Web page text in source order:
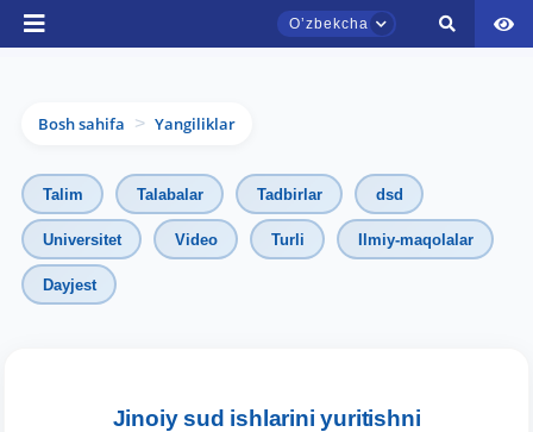
Oʼzbekcha
Bosh sahifa > Yangiliklar
Talim Talabalar Tadbirlar dsd
Universitet Video Turli Ilmiy-maqolalar
Dayjest
Jinoiy sud ishlarini yuritishni
TDYU qabul murojaatlari chati
chatiga xush kelibsiz.